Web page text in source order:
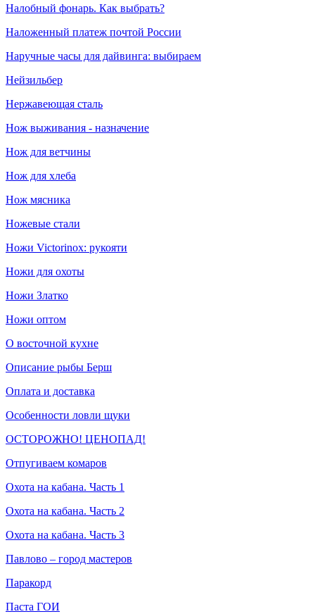
Налобный фонарь. Как выбрать?
Наложенный платеж почтой России
Наручные часы для дайвинга: выбираем
Нейзильбер
Нержавеющая сталь
Нож выживания - назначение
Нож для ветчины
Нож для хлеба
Нож мясника
Ножевые стали
Ножи Victorinox: рукояти
Ножи для охоты
Ножи Златко
Ножи оптом
О восточной кухне
Описание рыбы Берш
Оплата и доставка
Особенности ловли щуки
ОСТОРОЖНО! ЦЕНОПАД!
Отпугиваем комаров
Охота на кабана. Часть 1
Охота на кабана. Часть 2
Охота на кабана. Часть 3
Павлово – город мастеров
Паракорд
Паста ГОИ